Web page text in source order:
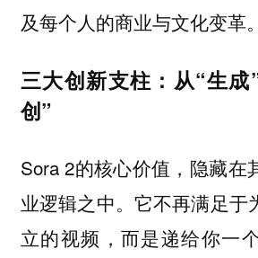
及每个人的商业与文化变革。
三大创新支柱：从“生成
创”
Sora 2的核心价值，隐藏在
业逻辑之中。它不再满足于
立的视频，而是递给你一